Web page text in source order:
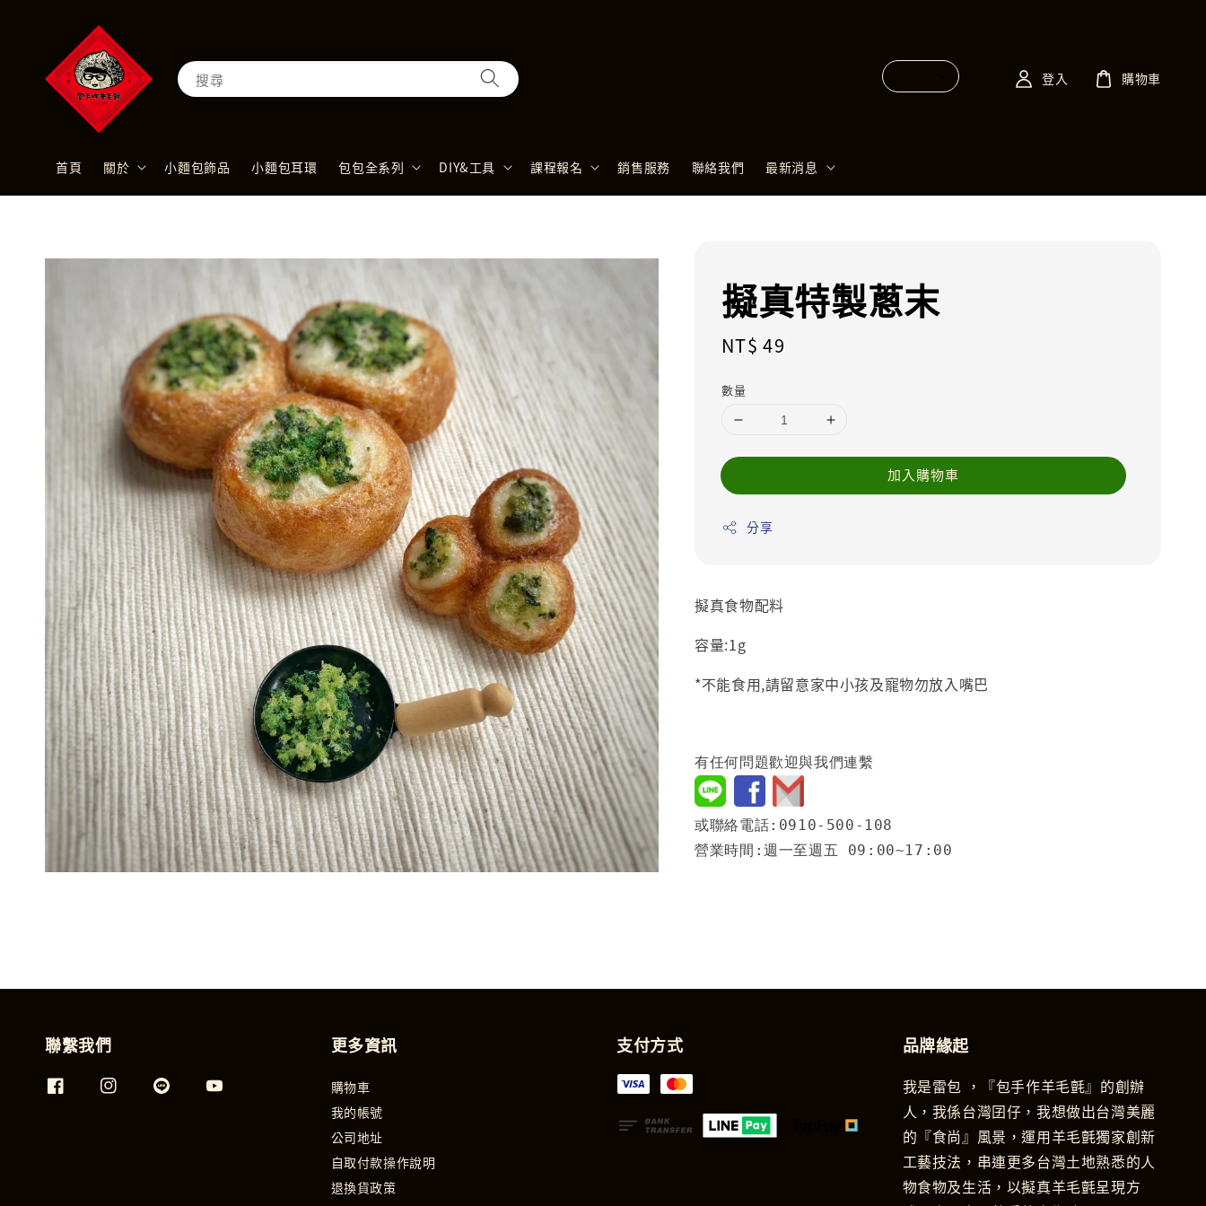
搜尋
首頁 關於 小麵包飾品 小麵包耳環 包包全系列 DIY&工具 課程報名 銷售服務 聯絡我們 最新消息
登入 購物車
擬真特製蔥末
Regular
NT$ 49
數量
加入購物車
分享
擬真食物配料
容量:1g
*不能食用,請留意家中小孩及寵物勿放入嘴巴
有任何問題歡迎與我們連繫
或聯絡電話:0910-500-108
營業時間:週一至週五 09:00~17:00
聯繫我們 更多資訊
購物車
我的帳號
公司地址
自取付款操作說明
退換貨政策
支付方式 品牌緣起
我是雷包 ，『包手作羊毛氈』的創辦
人，我係台灣囝仔，我想做出台灣美麗
的『食尚』風景，運用羊毛氈獨家創新
工藝技法，串連更多台灣土地熟悉的人
物食物及生活，以擬真羊毛氈呈現方